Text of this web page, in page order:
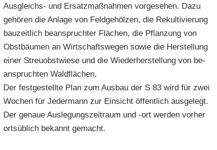
Ausgleichs-​ und Er­satz­maß­nah­men vor­ge­se­hen. Dazu
ge­hö­ren die An­la­ge von Feld­ge­höl­zen, die Re­kul­ti­vie­rung
bau­zeit­lich be­an­spruch­ter Flä­chen, die Pflan­zung von
Obst­bäu­men an Wirt­schafts­we­gen sowie die Her­stel­lung
einer Streu­obst­wie­se und die Wie­der­her­stel­lung von be­
an­spruch­ten Wald­flä­chen.
Der fest­ge­stell­te Plan zum Aus­bau der S 83 wird für zwei
Wo­chen für Je­der­mann zur Ein­sicht öf­fent­lich aus­ge­legt.
Der ge­naue Aus­le­gungs­zeit­raum und -ort wer­den vor­her
orts­üb­lich be­kannt ge­macht.